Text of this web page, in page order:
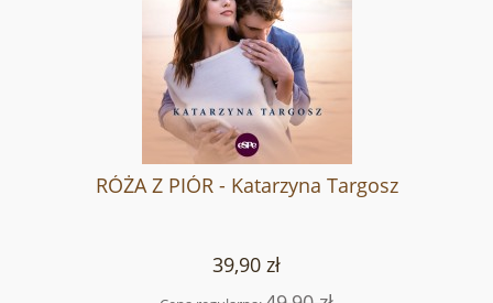
RÓŻA Z PIÓR - Katarzyna Targosz
39,90 zł